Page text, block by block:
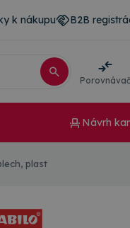
k nákupu B2B
Porovnávač
Návrh
plast